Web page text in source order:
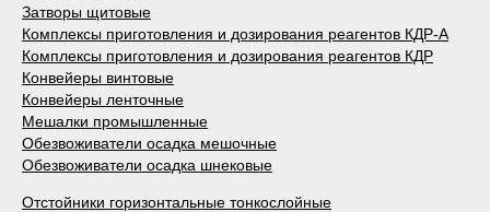
Затворы щитовые
Комплексы приготовления и дозирования реагентов КДР-А
Комплексы приготовления и дозирования реагентов КДР
Конвейеры винтовые
Конвейеры ленточные
Мешалки промышленные
Обезвоживатели осадка мешочные
Обезвоживатели осадка шнековые
Отстойники горизонтальные тонкослойные